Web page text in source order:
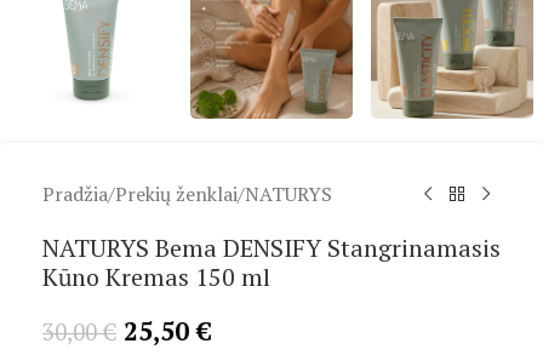
Pradžia/Prekių ženklai/NATURYS
NATURYS Bema DENSIFY Stangrinamasis
Kūno Kremas 150 ml
30,00€ 25,50€